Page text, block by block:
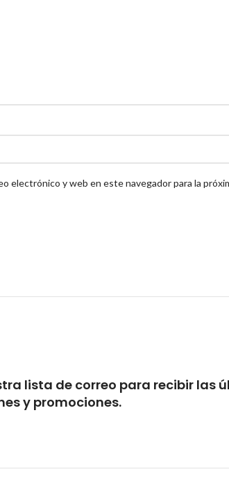
electrónico y web en este navegador para la
lista de correo para recibir las
y promociones.